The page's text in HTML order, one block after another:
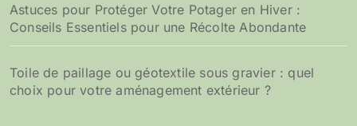
Astuces pour Protéger Votre Potager en Hiver :
Conseils Essentiels pour une Récolte Abondante
Toile de paillage ou géotextile sous gravier : quel
choix pour votre aménagement extérieur ?